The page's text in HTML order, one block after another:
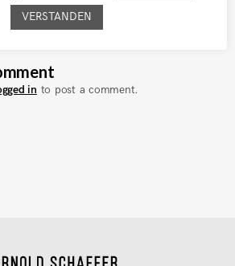
in to post a comment.
VERSTANDEN